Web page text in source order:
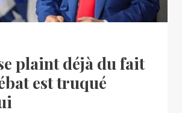
plaint déjà du fait
est truqué